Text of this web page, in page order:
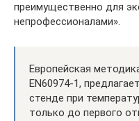
преимущественно для
непрофессионалами».
Европейская
EN60974-1,
стенде при
только до первого